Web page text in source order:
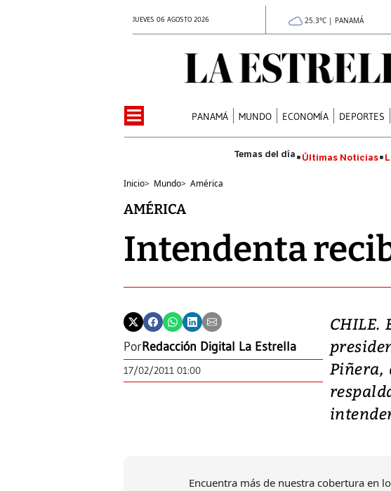
JUEVES 06 AGOSTO 2026 25.3°C | PANAMÁ
PANAMÁ MUNDO ECONOMÍA DEPORTES
Últimas Noticias
Inicio> Mundo> América
AMÉRICA
Intendenta
PorRedacción Digital La Estrella
17/02/2011 01:00
CHILE.
Piñera,
Encuentra más de nuestra cobertura en